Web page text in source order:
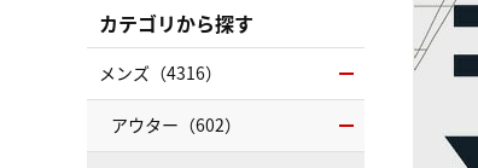
カテゴリから探す
メンズ（4316）
アウター（602）